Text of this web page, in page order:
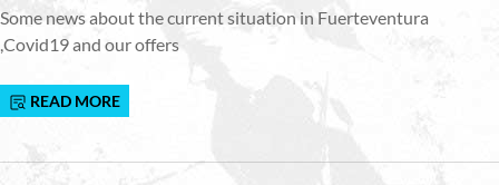
Some news about the current situation in Fuerteventura
,Covid19 and our offers
READ MORE